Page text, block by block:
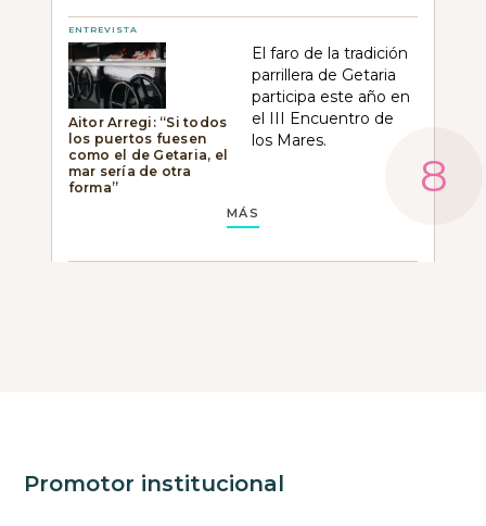
ENTREVISTA
Aitor Arregi: “Si todos
los puertos fuesen
como el de Getaria, el
mar sería de otra
forma”
El faro de la tradición
parrillera de Getaria
participa este año en
el III Encuentro de
los Mares.
MÁS
Promotor institucional